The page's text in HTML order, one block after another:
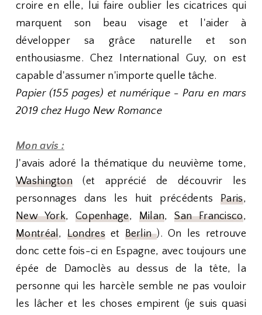
croire en elle, lui faire oublier les cicatrices qui
marquent son beau visage et l'aider à
développer sa grâce naturelle et son
enthousiasme. Chez International Guy, on est
capable d'assumer n'importe quelle tâche.
Papier (155 pages) et numérique - Paru en mars
2019 chez Hugo New Romance
Mon avis :
J'avais adoré la thématique du neuvième tome,
Washington (et apprécié de découvrir les
personnages dans les huit précédentsParis,
New York, Copenhage, Milan,San Francisco,
Montréal, Londreset Berlin). On les retrouve
donc cette fois-ci en Espagne, avec toujours une
épée de Damoclès au dessus de la tête, la
personne qui les harcèle semble ne pas vouloir
les lâcher et les choses empirent (je suis quasi